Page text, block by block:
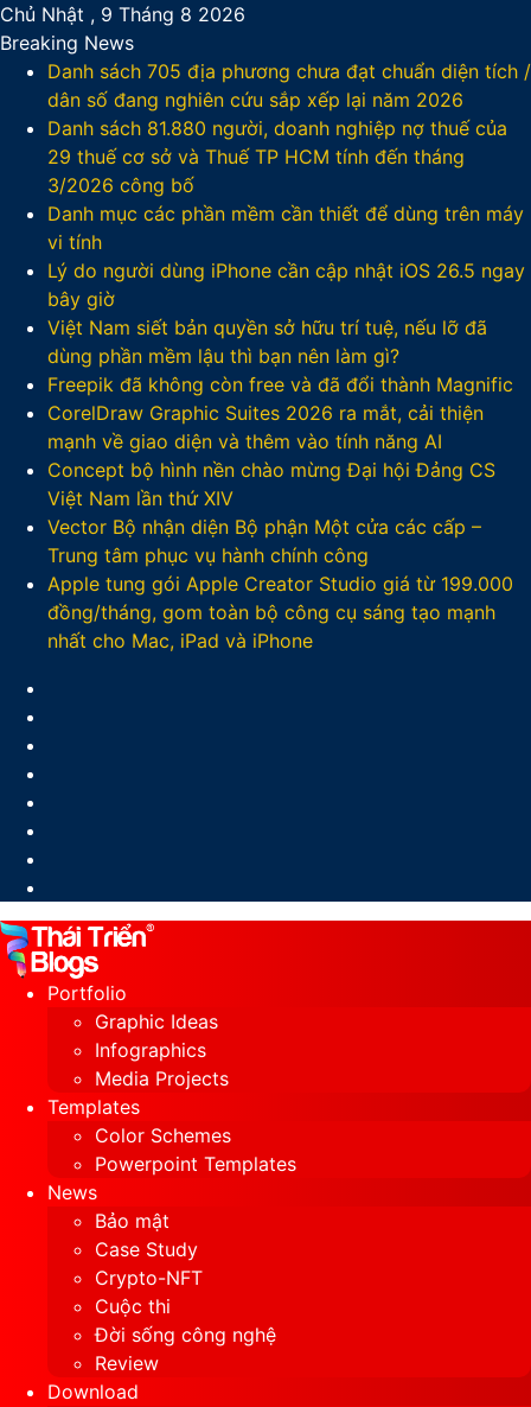
Chủ Nhật , 9 Tháng 8 2026
Breaking News
Danh sách 705 địa phương chưa đạt chuẩn diện tích /
dân số đang nghiên cứu sắp xếp lại năm 2026
Danh sách 81.880‬ người, doanh nghiệp nợ thuế của
29 thuế cơ sở và Thuế TP HCM tính đến tháng
3/2026 công bố
Danh mục các phần mềm cần thiết để dùng trên máy
vi tính
Lý do người dùng iPhone cần cập nhật iOS 26.5 ngay
bây giờ
Việt Nam siết bản quyền sở hữu trí tuệ, nếu lỡ đã
dùng phần mềm lậu thì bạn nên làm gì?
Freepik đã không còn free và đã đổi thành Magnific
CorelDraw Graphic Suites 2026 ra mắt, cải thiện
mạnh về giao diện và thêm vào tính năng AI
Concept bộ hình nền chào mừng Đại hội Đảng CS
Việt Nam lần thứ XIV
Vector Bộ nhận diện Bộ phận Một cửa các cấp –
Trung tâm phục vụ hành chính công
Apple tung gói Apple Creator Studio giá từ 199.000
đồng/tháng, gom toàn bộ công cụ sáng tạo mạnh
nhất cho Mac, iPad và iPhone
Portfolio
Graphic Ideas
Infographics
Media Projects
Templates
Color Schemes
Powerpoint Templates
News
Bảo mật
Case Study
Crypto-NFT
Cuộc thi
Đời sống công nghệ
Review
Download